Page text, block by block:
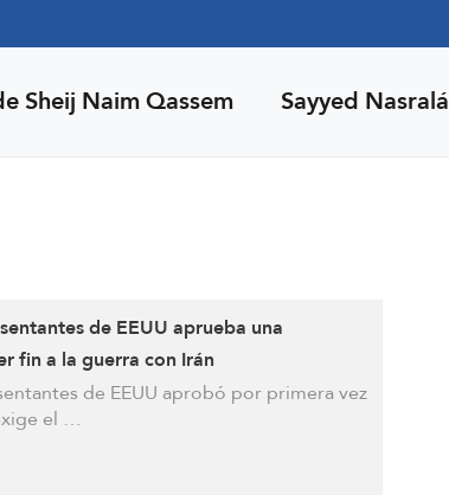
Sheij Naim Qassem Sayyed Nasralá
de EEUU aprueba una
fin a la guerra con Irán
de EEUU aprobó por primera vez
el …